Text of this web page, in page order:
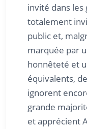
invité dans les
totalement
public et,
marquée par
honnêteté et
équivalents,
ignorent
grande
et apprécient